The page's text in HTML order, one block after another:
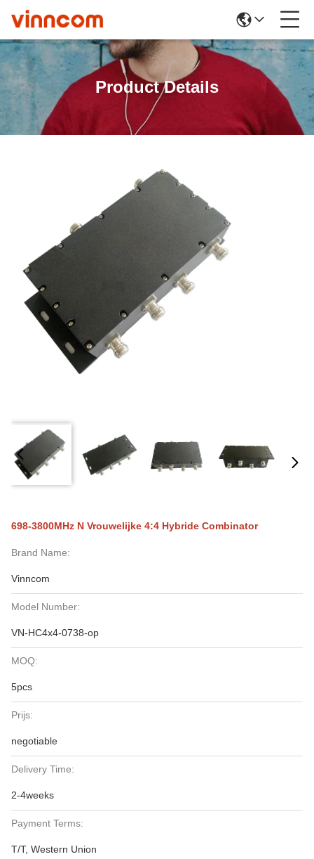
Product Details
698-3800MHz N Vrouwelijke 4:4 Hybride Combinator
Brand Name:
Vinncom
Model Number:
VN-HC4x4-0738-op
MOQ:
5pcs
Prijs:
negotiable
Delivery Time:
2-4weeks
Payment Terms:
T/T, Western Union